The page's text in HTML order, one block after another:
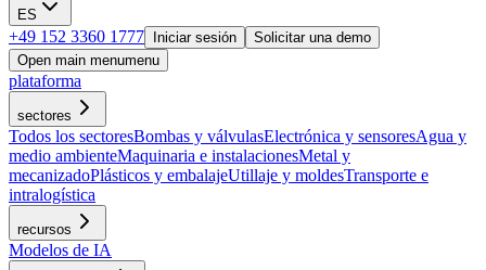
ES
+49 152 3360 1777 Iniciar sesión
Solicitar una demo
Open main menumenu
plataforma
sectores
Todos los sectoresBombas y válvulasElectrónica y sensoresAgua y
medio ambienteMaquinaria e instalacionesMetal y
mecanizadoPlásticos y embalajeUtillaje y moldesTransporte e
intralogística
recursos
Modelos de IA